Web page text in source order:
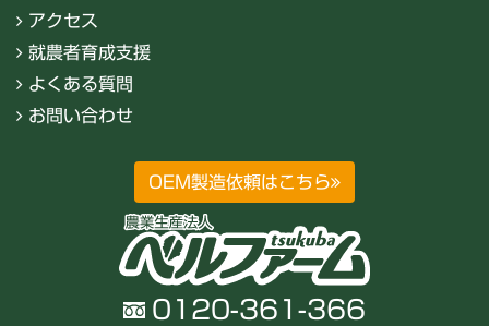
アクセス
就農者育成支援
よくある質問
お問い合わせ
OEM製造依頼はこちら
0120-361-366